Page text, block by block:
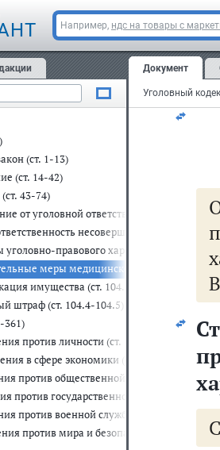
Например, ндс на товары с
(ст. 1-13)
(ст. 14-42)
43-74)
от уголовной ответственности и от
несовершеннолетних (ст.
правового характера (ст. 97-104.5)
меры медицинского характера (ст.
имущества (ст. 104.1-104.3)
штраф (ст. 104.4-104.5)
361)
против личности (ст. 105-157)
в сфере экономики (ст. 158-204.2)
против общественной безопасности и
против государственной власти (ст. 275-
против военной службы (ст. 331-352.1)
против мира и безопасности
Документ